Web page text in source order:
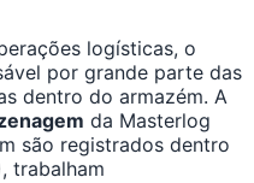
logísticas, o
por grande parte das
dentro do armazém. A
da Masterlog
são registrados dentro
trabalham